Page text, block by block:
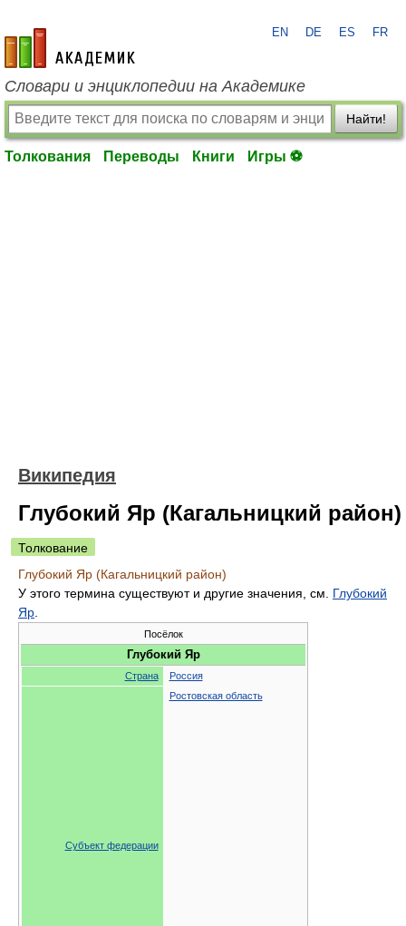
academic.ru
EN DE ES FR
Словари и энциклопедии на Академике
Найти!
Толкования Переводы Книги Игры ⚽
Википедия
Глубокий Яр (Кагальницкий район)
Толкование
Глубокий Яр (Кагальницкий район)
У этого термина существуют и другие значения, см. Глубокий
Яр
Посёлок
Глубокий Яр
Страна Россия
Субъект федерации
Ростовская область